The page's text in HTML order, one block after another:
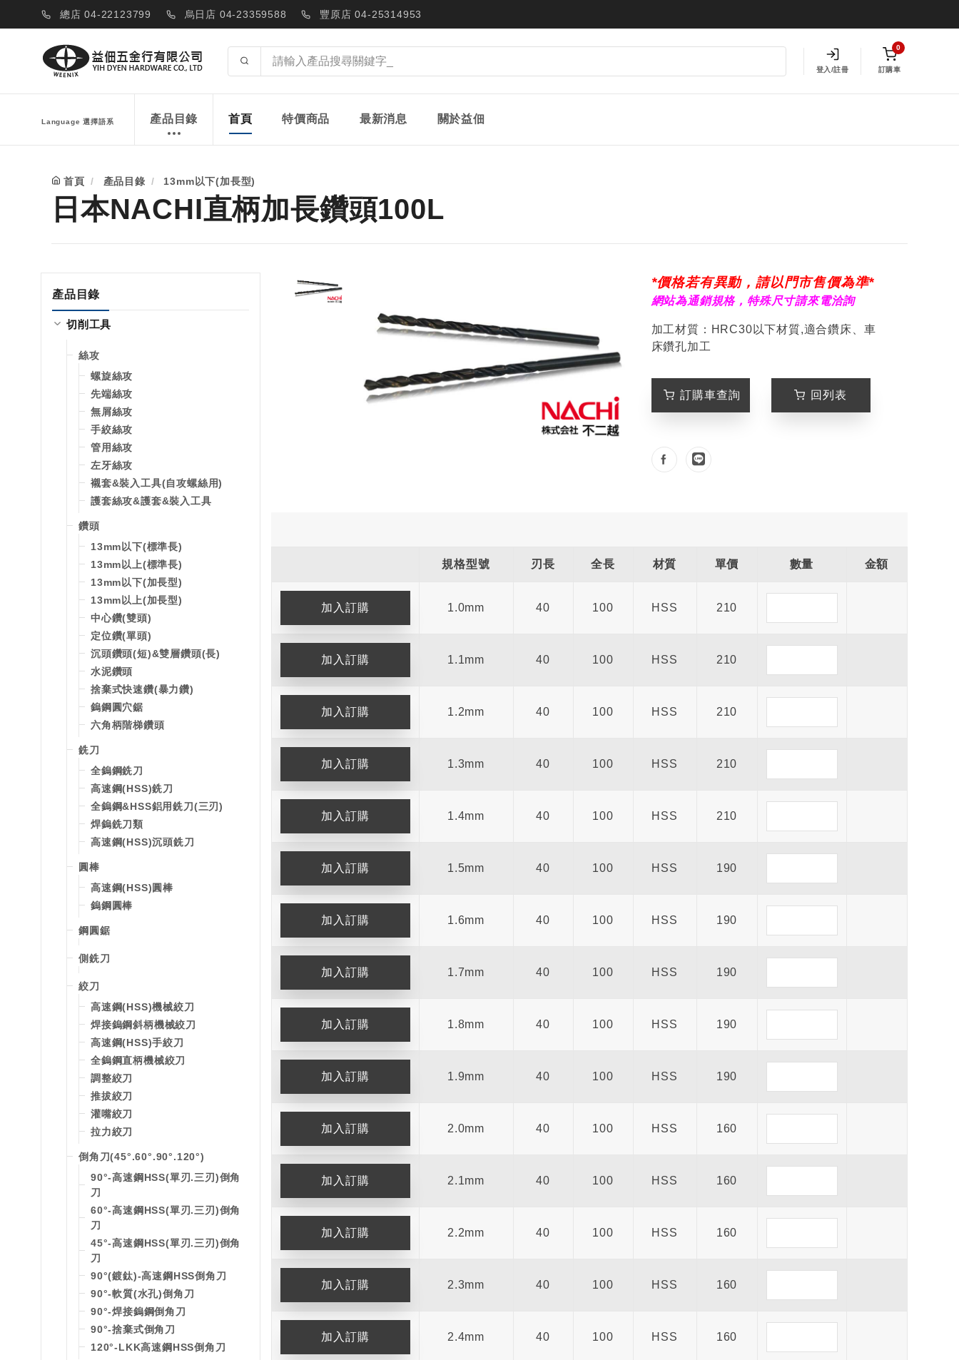
總店 04-22123799 烏日店 04-23359588 豐原店 04-25314953
登入/註冊
0
訂購車
Language 選擇語系 產品目錄 首頁 特價商品 最新消息 關於益佃
首頁 產品目錄 13mm以下(加長型)
日本NACHI直柄加長鑽頭100L
產品目錄
切削工具
絲攻
螺旋絲攻
先端絲攻
無屑絲攻
手絞絲攻
管用絲攻
左牙絲攻
襯套&裝入工具(自攻螺絲用)
護套絲攻&護套&裝入工具
鑽頭
13mm以下(標準長)
13mm以上(標準長)
13mm以下(加長型)
13mm以上(加長型)
中心鑽(雙頭)
定位鑽(單頭)
沉頭鑽頭(短)&雙層鑽頭(長)
水泥鑽頭
捨棄式快速鑽(暴力鑽)
鎢鋼圓穴鋸
六角柄階梯鑽頭
銑刀
全鎢鋼銑刀
高速鋼(HSS)銑刀
全鎢鋼&HSS鋁用銑刀(三刃)
焊鎢銑刀類
高速鋼(HSS)沉頭銑刀
圓棒
高速鋼(HSS)圓棒
鎢鋼圓棒
鋼圓鋸
側銑刀
絞刀
高速鋼(HSS)機械絞刀
焊接鎢鋼斜柄機械絞刀
高速鋼(HSS)手絞刀
全鎢鋼直柄機械絞刀
調整絞刀
推拔絞刀
灌嘴絞刀
拉力絞刀
倒角刀(45°.60°.90°.120°)
90°-高速鋼HSS(單刃.三刃)倒角
刀
60°-高速鋼HSS(單刃.三刃)倒角
刀
45°-高速鋼HSS(單刃.三刃)倒角
刀
90°(鍍鈦)-高速鋼HSS倒角刀
90°-軟質(水孔)倒角刀
90°-焊接鎢鋼倒角刀
90°-捨棄式倒角刀
120°-LKK高速鋼HSS倒角刀
*價格若有異動，請以門市售價為準*
網站為通銷規格，特殊尺寸請來電洽詢
加工材質：HRC30以下材質,適合鑽床、車
床鑽孔加工
訂購車查詢 回列表
規格型號 刃長 全長 材質 單價 數量 金額
1.0mm 40 100 HSS 210
1.1mm 40 100 HSS 210
1.2mm 40 100 HSS 210
1.3mm 40 100 HSS 210
1.4mm 40 100 HSS 210
1.5mm 40 100 HSS 190
1.6mm 40 100 HSS 190
1.7mm 40 100 HSS 190
1.8mm 40 100 HSS 190
1.9mm 40 100 HSS 190
2.0mm 40 100 HSS 160
2.1mm 40 100 HSS 160
2.2mm 40 100 HSS 160
2.3mm 40 100 HSS 160
2.4mm 40 100 HSS 160